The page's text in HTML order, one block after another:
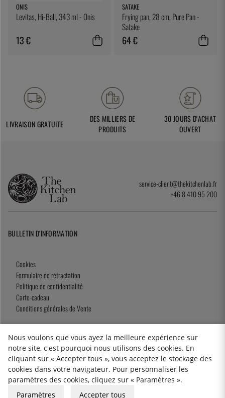
ONIS
Levitas, Hi-Ball, 343 ml - Onis
13 €
SATAKE
Frying pan, 28 cm, Pure Pan -
Satake
64 €
LIVRAISON GRATUITE
DES MILLIERS DE
PRODUITS
30 JOURS D'ACHAT
OUVERT
service-client@thekitchenlab.fr
+46 8 410 95 200
BULLETIN D'INFORMATION
Cookies
Formulaire de rétractation
Politique de confidentialité
Carte-cadeau
Conditions générales de Vente
2026 KitchenLab AB
Nous voulons que vous ayez la meilleure expérience sur
notre site, c'est pourquoi nous utilisons des cookies. En
cliquant sur « Accepter tous », vous acceptez le stockage des
cookies dans votre navigateur. Pour personnaliser les
paramètres des cookies, cliquez sur « Paramètres ».
Paramètres
Accepter tous